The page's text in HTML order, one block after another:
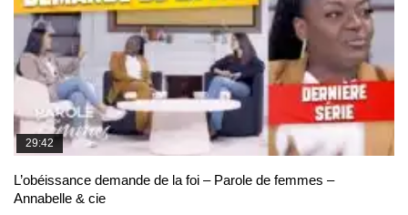
29:42
L’obéissance demande de la foi – Parole de femmes –
Annabelle & cie